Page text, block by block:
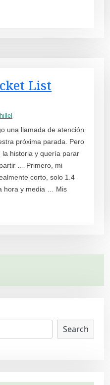
List
hillel
una llamada de atención
próxima parada. Pero
historia y quería parar
… Primero, mi
corto, solo 1.4
hora y media … Mis
Search